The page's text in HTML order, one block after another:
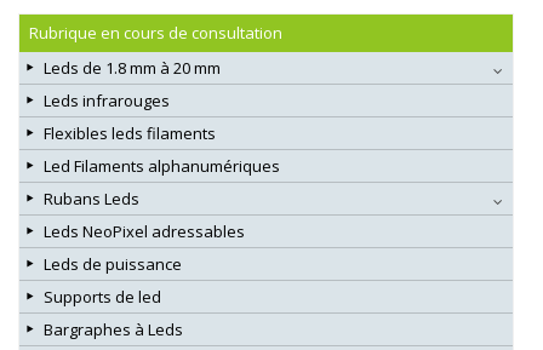
Rubrique en cours de consultation
Leds de 1.8 mm à 20 mm
Leds infrarouges
Flexibles leds filaments
Led Filaments alphanumériques
Rubans Leds
Leds NeoPixel adressables
Leds de puissance
Supports de led
Bargraphes à Leds